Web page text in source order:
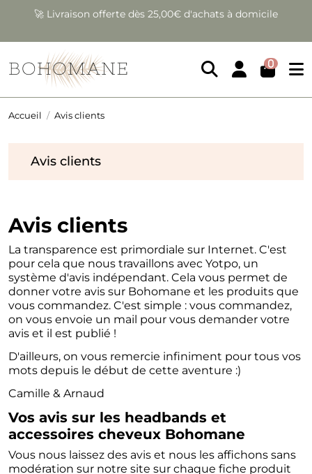
❤️ Garantie satisfait ou remboursé sous 14
0
Accueil Avis clients
Avis clients
Avis clients
La transparence est primordiale sur Internet. C'est
pour cela que nous travaillons avec Yotpo, un
système d'avis indépendant. Cela vous permet de
donner votre avis sur Bohomane et les produits que
vous commandez. C'est simple : vous commandez,
on vous envoie un mail pour vous demander votre
avis et il est publié !
D'ailleurs, on vous remercie infiniment pour tous vos
mots depuis le début de cette aventure :)
Camille & Arnaud
Vos avis sur les headbands et
accessoires cheveux Bohomane
Vous nous laissez des avis et nous les affichons sans
modération sur notre site sur chaque fiche produit